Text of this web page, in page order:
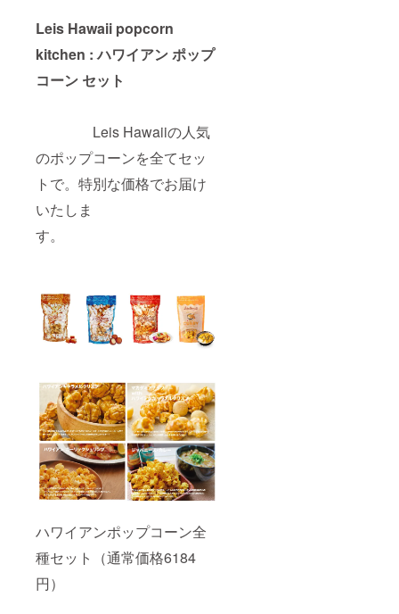
Leis Hawaii popcorn
kitchen : ハワイアン ポップ
コーン セット
Leis Hawaiiの人気
のポップコーンを全てセッ
トで。特別な価格でお届け
いたしま
す。
ハワイアンポップコーン全
種セット（通常価格6184
円）